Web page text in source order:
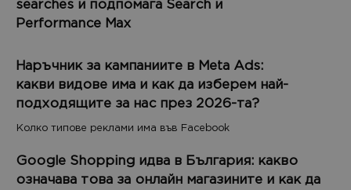
searches и подпомага Search и
Performance Max
Наръчник за кампаниите в Meta Ads:
какви видове има и как да изберем най-
подходящите за нас през 2026-та?
Колко типове реклами има във Facebook
Google Shopping идва в България: какво
означава това за онлайн магазините и как да